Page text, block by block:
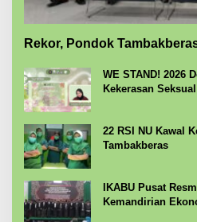
Rekor, Pondok
WE STAND! 2026
Kekerasan Seksual
22 RSI NU Kawal
Tambakberas
IKABU Pusat
Kemandirian